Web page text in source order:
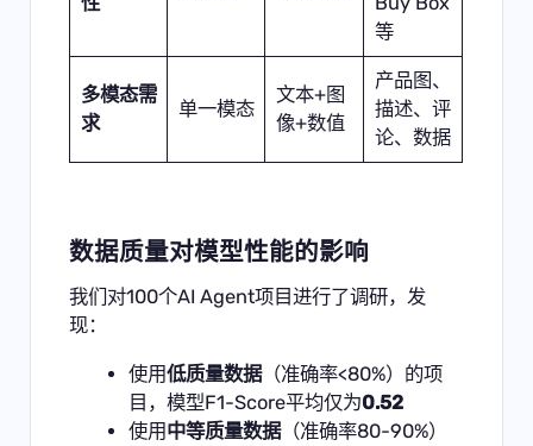
等
多模态需
求
单一模态
文本+图
像+数值
产品图、
描述、评
论、数据
数据质量对模型性能的影响
我们对100个AI Agent项目进行了调研，发
现：
使用低质量数据（准确率<80%）的项
目，模型F1-Score平均仅为0.52
使用中等质量数据（准确率80-90%）